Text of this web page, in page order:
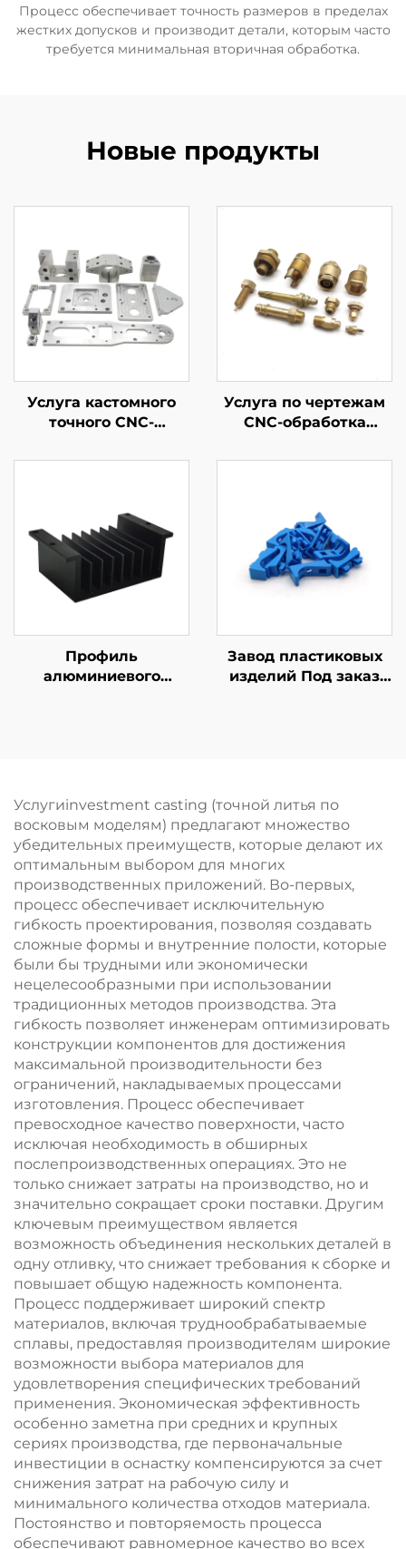
Процесс обеспечивает точность размеров в пределах
жестких допусков и производит детали, которым часто
требуется минимальная вторичная обработка.
Новые продукты
Услуга кастомного
точного CNC-
Алюминиевая
Услуга по чертежам
CNC-обработка
деталей методом
латуни
Профиль
алюминиевого
анодированным
покрытием
Завод пластиковых
изделий Под заказ
Услугиinvestment casting (точной литья по
восковым моделям) предлагают множество
убедительных преимуществ, которые делают их
оптимальным выбором для многих
производственных приложений. Во-первых,
процесс обеспечивает исключительную
гибкость проектирования, позволяя создавать
сложные формы и внутренние полости, которые
были бы трудными или экономически
нецелесообразными при использовании
традиционных методов производства. Эта
гибкость позволяет инженерам оптимизировать
конструкции компонентов для достижения
максимальной производительности без
ограничений, накладываемых процессами
изготовления. Процесс обеспечивает
превосходное качество поверхности, часто
исключая необходимость в обширных
послепроизводственных операциях. Это не
только снижает затраты на производство, но и
значительно сокращает сроки поставки. Другим
ключевым преимуществом является
возможность объединения нескольких деталей в
одну отливку, что снижает требования к сборке и
повышает общую надежность компонента.
Процесс поддерживает широкий спектр
материалов, включая труднообрабатываемые
сплавы, предоставляя производителям широкие
возможности выбора материалов для
удовлетворения специфических требований
применения. Экономическая эффективность
особенно заметна при средних и крупных
сериях производства, где первоначальные
инвестиции в оснастку компенсируются за счет
снижения затрат на рабочую силу и
минимального количества отходов материала.
Постоянство и повторяемость процесса
обеспечивают равномерное качество во всех